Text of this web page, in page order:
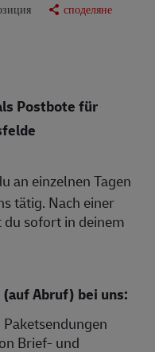
споделяне
Postbote für
an einzelnen Tagen
tätig. Nach einer
sofort in deinem
Abruf) bei uns:
Brief- und